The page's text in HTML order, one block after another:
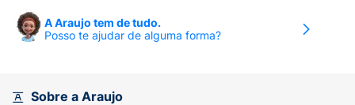
A Araujo tem de tudo.
Posso te ajudar de alguma forma?
Sobre a Araujo